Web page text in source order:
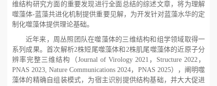
维结构研究方面的重要发现进行全面总结的综述文章，将为理解
噬藻体-蓝藻共进化机制提供重要见解，为开发针对蓝藻水华的定
制化噬藻体提供理论基础。
近年来，周丛照团队在噬藻体的三维结构和组学领域取得一
系列成果。首次解析2株短尾噬藻体和 2株肌尾噬藻体的近原子分
辨率完整三维结构（Journal of Virology 2021， Structure 2022，
PNAS 2023, Nature Communications 2024， PNAS 2025），阐明噬
藻体的精确自组装模式，为宿主识别提供结构基础，并大大促进